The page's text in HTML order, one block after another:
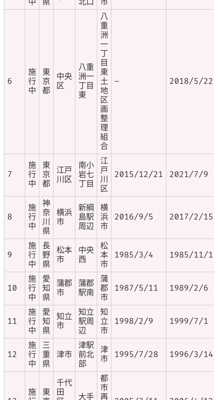
6
施
行
中
東
京
都
中央
区
八重
洲一
丁目
東
八
重
洲
一
丁
目
東
土
地
区
画
整
理
組
合
– 2018/5/22
7
施
行
中
東
京
都
江戸
川区
南小
岩七
丁目
江
戸
川
区
2015/12/21 2021/7/9
8
施
行
中
神
奈
川
県
横浜
市
新綱
島駅
周辺
横
浜
市
2016/9/5 2017/2/15
9
施
行
中
長
野
県
松本
市
中央
西
松
本
市
1985/3/4 1985/11/1
10
施
行
中
愛
知
県
蒲郡
市
蒲郡
駅南
蒲
郡
市
1987/5/11 1989/2/6
11
施
行
中
愛
知
県
知立
市
知立
駅周
辺
知
立
市
1998/2/9 1999/7/1
12
施
行
中
三
重
県
津市
津駅
前北
部
津
市
1995/7/28 1996/3/14
施
東
千代
田
大手
都
市
再